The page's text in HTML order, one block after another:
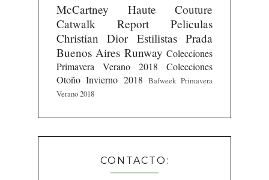
McCartney
Haute Couture
Catwalk Report
Peliculas
Christian Dior Estilistas Prada
Buenos Aires Runway Colecciones
Primavera Verano 2018
Colecciones
Otoño Invierno 2018 Bafweek Primavera
Verano 2018
CONTACTO: